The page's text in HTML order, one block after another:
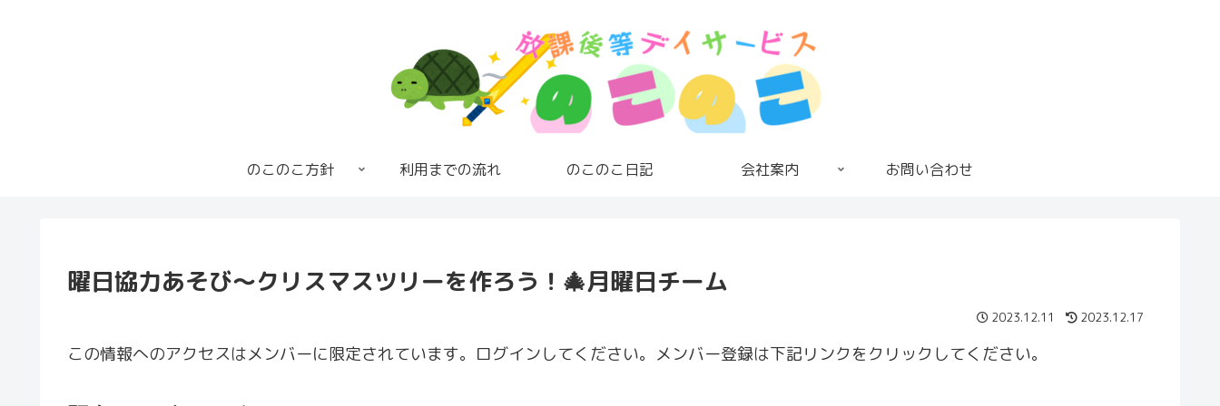
のこのこ方針 利用までの流れ のこのこ日記 会社案内 お問い合わせ
曜日協力あそび～クリスマスツリーを作ろう！🎄月曜日チーム
2023.12.11 2023.12.17
この情報へのアクセスはメンバーに限定されています。ログインしてください。メンバー登録は下記リンクをクリックしてください。